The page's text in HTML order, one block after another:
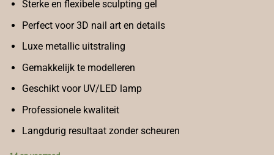
Sterke en flexibele sculpting gel
Perfect voor 3D nail art en details
Luxe metallic uitstraling
Gemakkelijk te modelleren
Geschikt voor UV/LED lamp
Professionele kwaliteit
Langdurig resultaat zonder scheuren